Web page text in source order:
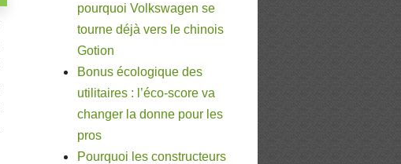
pourquoi Volkswagen se
tourne déjà vers le chinois
Gotion
Bonus écologique des
utilitaires : l’éco-score va
changer la donne pour les
pros
Pourquoi les constructeurs